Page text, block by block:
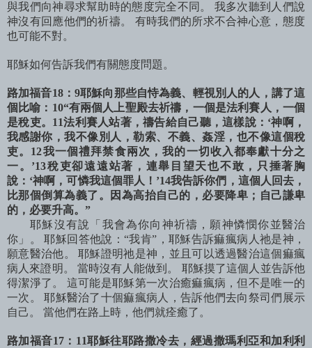
與我們向神尋求幫助時的態度完全不同。 我多次聽到人們說
神沒有回應他們的祈禱。 有時我們的所求不合神心意，態度
也可能不對。
耶穌如何告訴我們有關態度問題。
路加福音18：9耶穌向那些自恃為義、輕視別人的人，講了這
個比喻：10“有兩個人上聖殿去祈禱，一個是法利賽人，一個
是稅吏。11法利賽人站著，禱告給自己聽，這樣說：‘神啊，
我感謝你，我不像別人，勒索、不義、姦淫，也不像這個稅
吏。12我一個禮拜禁食兩次，我的一切收入都奉獻十分之
一。’13稅吏卻遠遠站著，連舉目望天也不敢，只捶著胸
說：‘神啊，可憐我這個罪人！’14我告訴你們，這個人回去，
比那個倒算為義了。因為高抬自己的，必要降卑；自己謙卑
的，必要升高。”
耶穌沒有說「我會為你向神祈禱，願神憐憫你並醫治
你」。 耶穌回答他說：“我肯”，耶穌告訴痲瘋病人祂是神，
願意醫治他。 耶穌證明祂是神，並且可以透過醫治這個痲瘋
病人來證明。 當時沒有人能做到。 耶穌摸了這個人並告訴他
得潔淨了。 這可能是耶穌第一次治癒痲瘋病，但不是唯一的
一次。 耶穌醫治了十個痲瘋病人，告訴他們去向祭司們展示
自己。 當他們在路上時，他們就痊癒了。
路加福音17：11耶穌往耶路撒冷去，經過撒瑪利亞和加利利